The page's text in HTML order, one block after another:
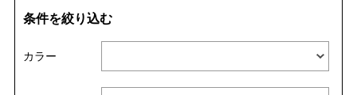
条件を絞り込む
カラー